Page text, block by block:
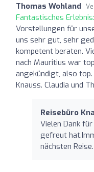
Thomas Wohland
Fantastisches Erlebnis:
Vorstellungen für
uns sehr gut, sehr
kompetent beraten.
nach Mauritius war
angekündigt, also
Knauss. Claudia und
Reisebüro
Vielen Dank
gefreut
nächsten Reise.